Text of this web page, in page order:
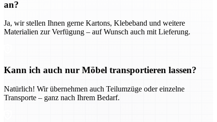
an?
Ja, wir stellen Ihnen gerne Kartons, Klebeband und weitere
Materialien zur Verfügung – auf Wunsch auch mit Lieferung.
Kann ich auch nur Möbel transportieren lassen?
Natürlich! Wir übernehmen auch Teilumzüge oder einzelne
Transporte – ganz nach Ihrem Bedarf.